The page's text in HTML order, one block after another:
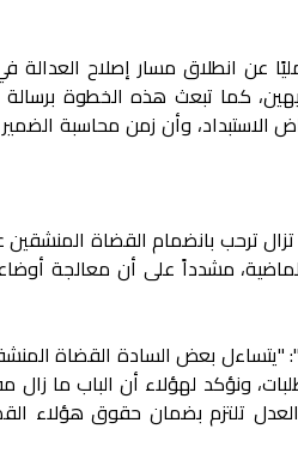
عن انطلاق مسار إصلاح العدالة
كما تبعث هذه الخطوة
الاستبداد، وأن زمن محاسبة
ترحب بانضمام القضاة
مشدداً على أن معالجة
بعض السادة القضاة
ونؤكد لهؤلاء أن الباب ما زال
تلتزم بضمان حقوق هؤلاء